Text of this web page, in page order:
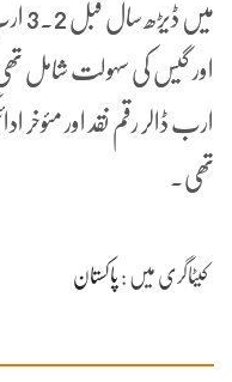
میں
ارب ڈالر رقم نقد اور مئوخر
تھی۔
کیٹاگری میں : پاکستان